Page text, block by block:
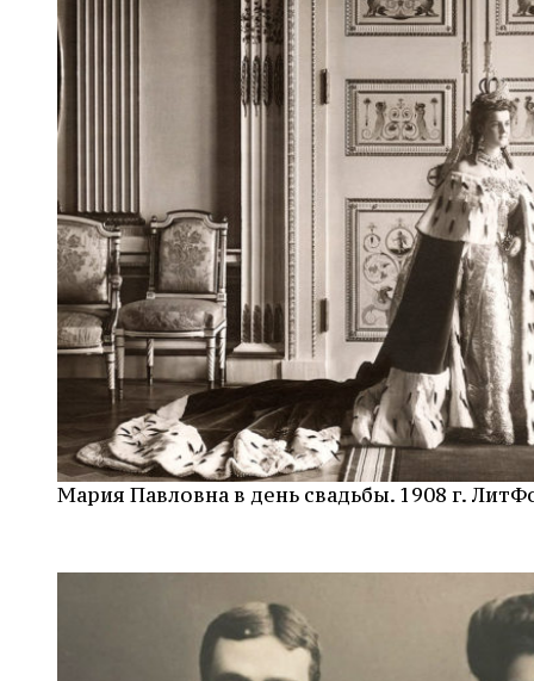
Мария Павловна в день свадьбы. 1908 г.